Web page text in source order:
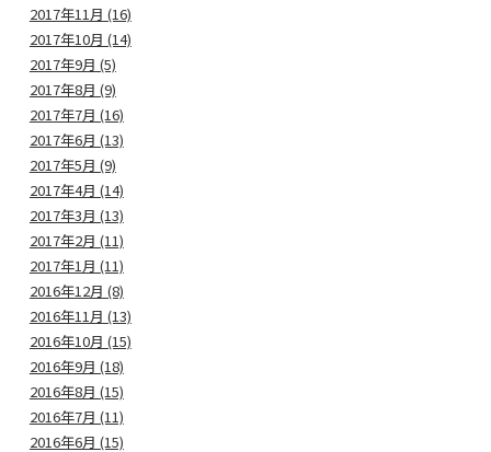
2017年11月 (16)
2017年10月 (14)
2017年9月 (5)
2017年8月 (9)
2017年7月 (16)
2017年6月 (13)
2017年5月 (9)
2017年4月 (14)
2017年3月 (13)
2017年2月 (11)
2017年1月 (11)
2016年12月 (8)
2016年11月 (13)
2016年10月 (15)
2016年9月 (18)
2016年8月 (15)
2016年7月 (11)
2016年6月 (15)